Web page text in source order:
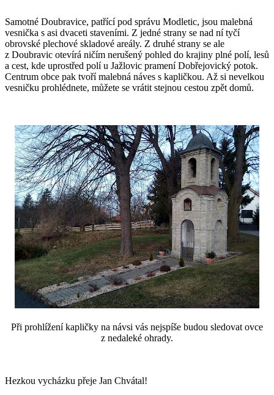
Samotné Doubravice, patřící pod správu Modletic, jsou malebná
vesnička s asi dvaceti staveními. Z jedné strany se nad ní tyčí
obrovské plechové skladové areály. Z druhé strany se ale
z Doubravic otevírá ničím nerušený pohled do krajiny plné polí, lesů
a cest, kde uprostřed polí u Jažlovic pramení Dobřejovický potok.
Centrum obce pak tvoří malebná náves s kapličkou. Až si nevelkou
vesničku prohlédnete, můžete se vrátit stejnou cestou zpět domů.
Při prohlížení kapličky na návsi vás nejspíše budou sledovat ovce
z nedaleké ohrady.
Hezkou vycházku přeje Jan Chvátal!